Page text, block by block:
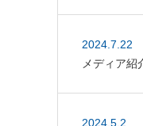
2024.7.22
メディア紹
2024.5.2